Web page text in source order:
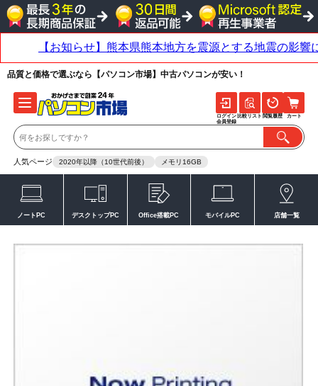
品質と価格で選ぶなら【パソコン市場】中古パソコンが安い！
人気ページ 2020年以降（10世代前後） メモリ16GB
ログイン
会員登録
比較リスト 閲覧履歴 カート
ノートPC デスクトップPC Office搭載PC モバイルPC 店舗一覧